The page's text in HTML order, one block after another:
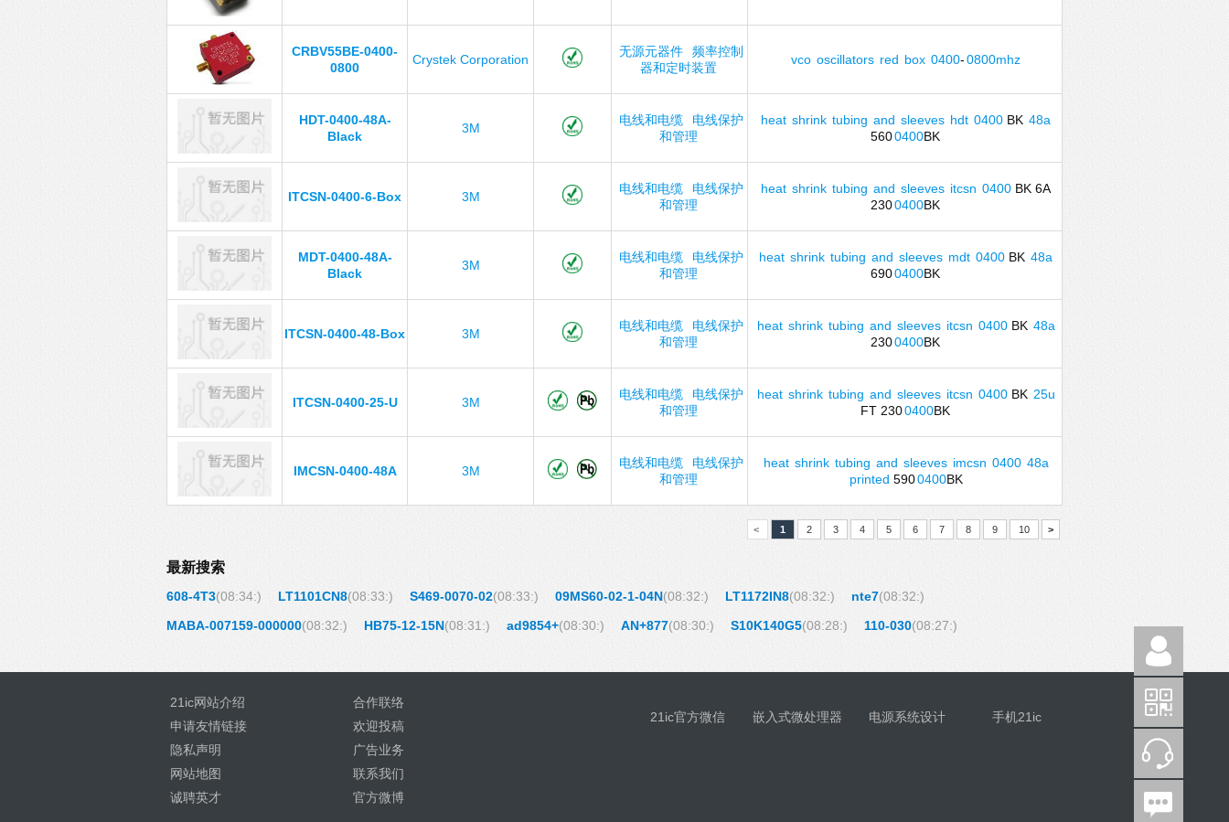
CRBV55BE-0400-
0800
Crystek Corporation
无源元器件
频率控制
器和定时装置
vco oscillators red box 0400-0800mhz
HDT-0400-48A-
Black
3M
电线和电缆
电线保护
和管理
heat shrink tubing and sleeves hdt 0400 BK 48a
5600400BK
ITCSN-0400-6-Box 3M
电线和电缆
电线保护
和管理
heat shrink tubing and sleeves itcsn 0400 BK 6A
2300400BK
MDT-0400-48A-
Black
3M
电线和电缆
电线保护
和管理
heat shrink tubing and sleeves mdt 0400 BK 48a
6900400BK
ITCSN-0400-48-Box 3M
电线和电缆
电线保护
和管理
heat shrink tubing and sleeves itcsn 0400BK 48a
2300400BK
ITCSN-0400-25-U 3M
电线和电缆
电线保护
和管理
heat shrink tubing and sleeves itcsn 0400BK 25u
FT 2300400BK
IMCSN-0400-48A 3M
电线和电缆
电线保护
和管理
heat shrink tubing and sleeves imcsn 0400 48a
printed 5900400BK
< 1 2 3 4 5 6 7 8 9 10 >
最新搜索
608-4T3(08:34:) LT1101CN8(08:33:) S469-0070-02(08:33:) 09MS60-02-1-04N(08:32:) LT1172IN8(08:32:) nte7(08:32:)
MABA-007159-000000(08:32:) HB75-12-15N(08:31:) ad9854+(08:30:) AN+877(08:30:) S10K140G5(08:28:) 110-030(08:27:)
21ic网站介绍
合作联络
申请友情链接
欢迎投稿
隐私声明
广告业务
网站地图
联系我们
诚聘英才
官方微博
21ic官方微信 嵌入式微处理器 电源系统设计 手机21ic